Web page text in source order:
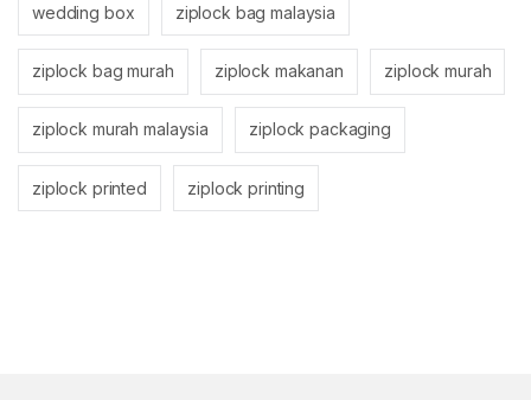
wedding box ziplock bag malaysia
ziplock bag murah ziplock makanan ziplock murah
ziplock murah malaysia ziplock packaging
ziplock printed ziplock printing